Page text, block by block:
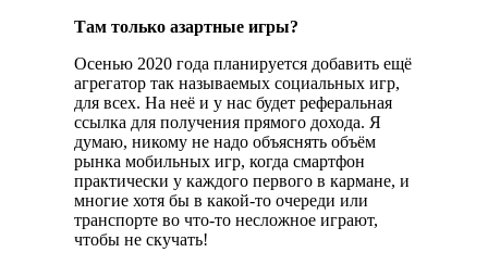
Там только азартные игры?
Осенью 2020 года планируется добавить ещё
агрегатор так называемых социальных игр,
для всех. На неё и у нас будет реферальная
ссылка для получения прямого дохода. Я
думаю, никому не надо объяснять объём
рынка мобильных игр, когда смартфон
практически у каждого первого в кармане, и
многие хотя бы в какой-то очереди или
транспорте во что-то несложное играют,
чтобы не скучать!